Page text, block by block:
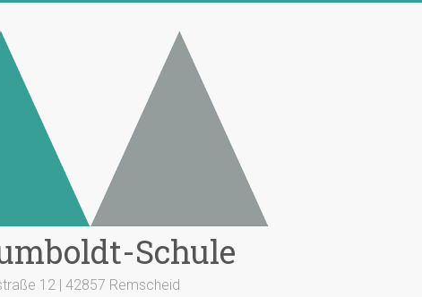
Schule
12 | 42857 Remscheid